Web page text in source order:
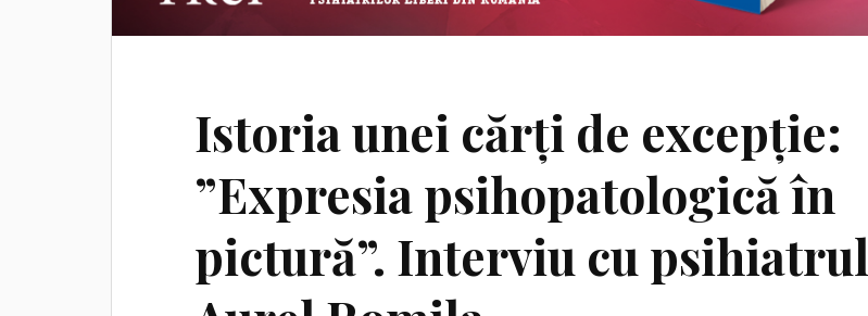
Istoria unei cărți de excepție:
”Expresia psihopatologică în
pictură”. Interviu cu psihiatrul